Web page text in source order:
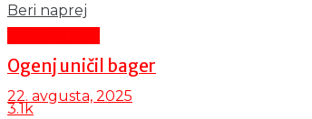
Beri naprej
Ogenj uničil bager
22. avgusta, 2025
3.1k